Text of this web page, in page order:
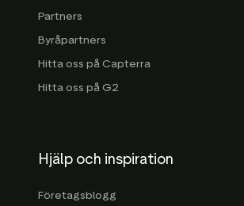
Partners
Byråpartners
Hitta oss på Capterra
Hitta oss på G2
Hjälp och inspiration
Företagsblogg